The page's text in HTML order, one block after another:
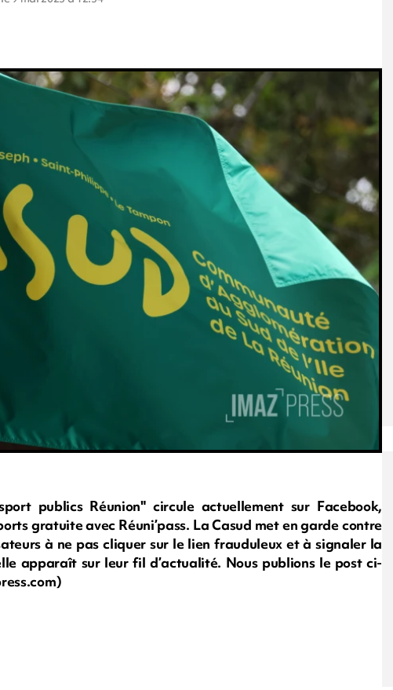
publics Réunion" circule actuellement sur Facebook,
gratuite avec Réuni’pass. La Casud met en garde contre
à ne pas cliquer sur le lien frauduleux et à signaler la
apparaît sur leur fil d’actualité. Nous publions le post ci-